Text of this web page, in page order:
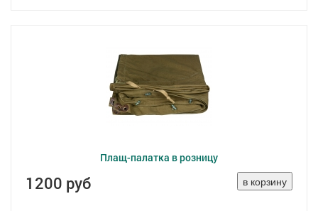
Плащ-палатка в розницу
1200 руб